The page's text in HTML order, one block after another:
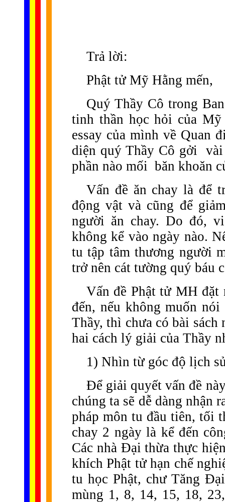
Trả lời:
Phật tử Mỹ Hằng mến,
Quý Thầy Cô trong
tinh thần học hỏi của
essay của mình về Quan
diện quý Thầy Cô gởi
phần nào mối băn khoăn
Vấn đề ăn chay là để
động vật và cũng để
người ăn chay. Do đó,
không kể vào ngày nào.
tu tập tâm thương người
trở nên cát tường quý báu
Vấn đề Phật tử MH
đến, nếu không muốn
Thầy, thì chưa có bài sách
hai cách lý giải của Thầy
1) Nhìn từ góc độ lịch
Để giải quyết vấn đề
chúng ta sẽ dễ dàng nhận
pháp môn tu đầu tiên, tối
chay 2 ngày là kể đến
Các nhà Đại thừa thực
khích Phật tử hạn chế
tu học Phật, chư Tăng
mùng 1, 8, 14, 15, 18,